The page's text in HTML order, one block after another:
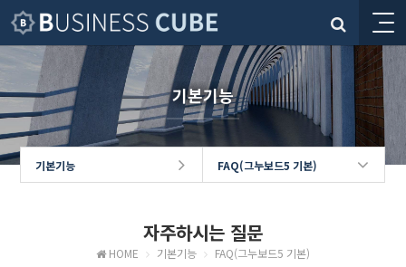
기본기능
기본기능 FAQ(그누보드5 기본)
자주하시는 질문
HOME 기본기능 FAQ(그누보드5 기본)